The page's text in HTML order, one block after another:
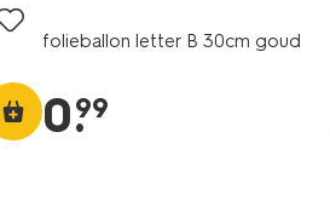
folieballon letter B 30cm goud
0.
99